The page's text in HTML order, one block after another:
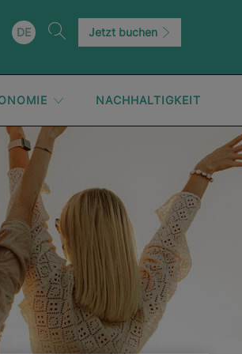
DE Jetzt buchen
NACHHALTIGKEIT